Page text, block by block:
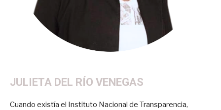
JULIETA DEL RÍO VENEGAS
Cuando existía el Instituto Nacional de Transparencia,